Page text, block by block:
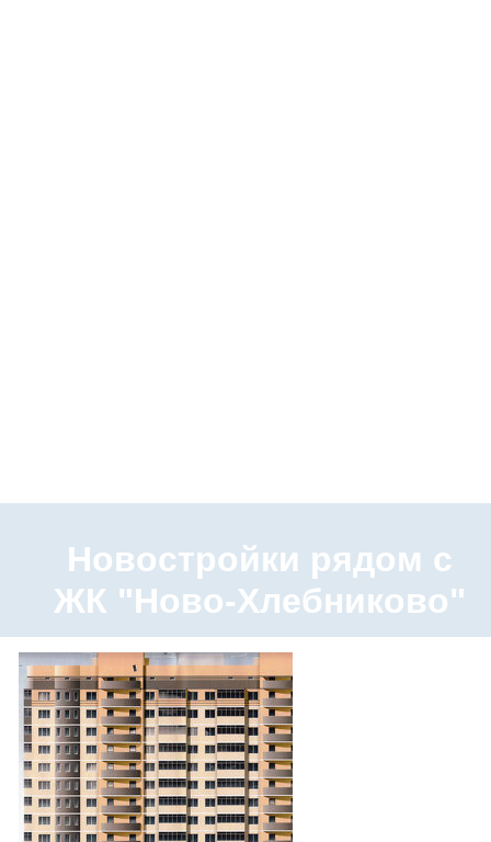
Новостройки рядом с
ЖК "Ново-Хлебниково"